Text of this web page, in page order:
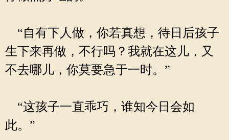
“自有下人做，你若真想，待日后孩子
生下来再做，不行吗？我就在这儿，又
不去哪儿，你莫要急于一时。”
“这孩子一直乖巧，谁知今日会如
此。”